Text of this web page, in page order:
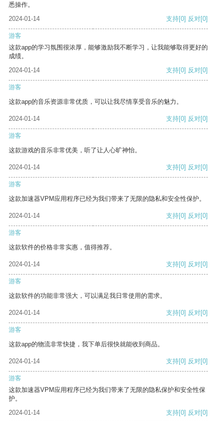
悉操作。
2024-01-14
支持[0] 反对[0]
游客
这款app的学习氛围很浓厚，能够激励我不断学习，让我能够取得更好的
成绩。
2024-01-14
支持[0] 反对[0]
游客
这款app的音乐资源非常优质，可以让我尽情享受音乐的魅力。
2024-01-14 支持[0] 反对[0]
游客
这款游戏的音乐非常优美，听了让人心旷神怡。
2024-01-14 支持[0] 反对[0]
游客
这款加速器VPM应用程序已经为我们带来了无限的隐私和安全性保护。
2024-01-14 支持[0] 反对[0]
游客
这款软件的价格非常实惠，值得推荐。
2024-01-14 支持[0] 反对[0]
游客
这款软件的功能非常强大，可以满足我日常使用的需求。
2024-01-14 支持[0] 反对[0]
游客
这款app的物流非常快捷，我下单后很快就能收到商品。
2024-01-14 支持[0] 反对[0]
游客
这款加速器VPM应用程序已经为我们带来了无限的隐私保护和安全性保
护。
2024-01-14
支持[0] 反对[0]